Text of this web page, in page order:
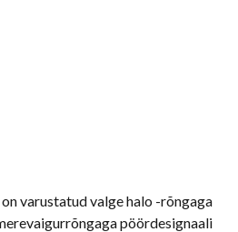
varustatud valge halo -rõngaga
pöördesignaali